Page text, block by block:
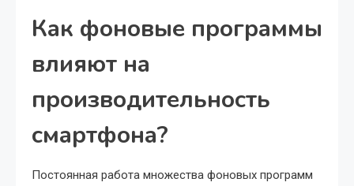
Как фоновые программы
влияют на
производительность
смартфона?
Постоянная работа множества фоновых программ